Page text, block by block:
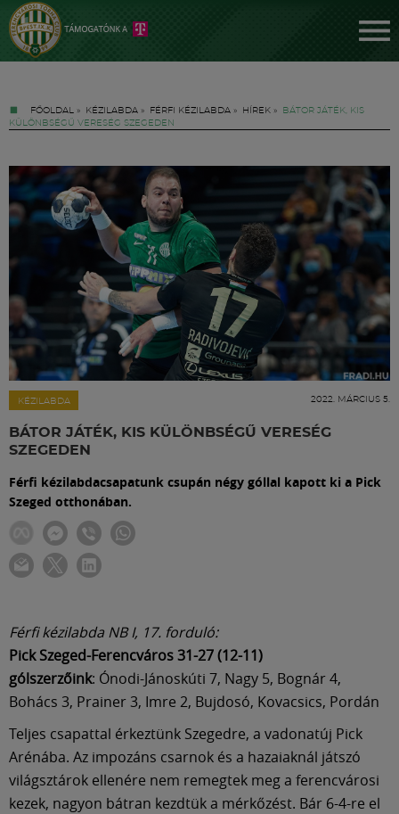
FŐOLDAL » KÉZILABDA » FÉRFI KÉZILABDA » HÍREK »
BÁTOR JÁTÉK, KIS
KÜLÖNBSÉGŰ VERESÉG SZEGEDEN
KÉZILABDA 2022. MÁRCIUS 5.
BÁTOR JÁTÉK, KIS KÜLÖNBSÉGŰ VERESÉG
SZEGEDEN
Férfi kézilabdacsapatunk csupán négy góllal kapott ki a Pick
Szeged otthonában.
Férfi kézilabda NB I, 17. forduló:
Pick Szeged-Ferencváros 31-27 (12-11)
gólszerzőink: Ónodi-Jánoskúti 7, Nagy 5, Bognár 4,
Bohács 3, Prainer 3, Imre 2, Bujdosó, Kovacsics, Pordán
Teljes csapattal érkeztünk Szegedre, a vadonatúj Pick
Arénába. Az impozáns csarnok és a hazaiaknál játszó
világsztárok ellenére nem remegtek meg a ferencvárosi
kezek, nagyon bátran kezdtük a mérkőzést. Bár 6-4-re el
Jegyek
FM YouTube +
Hírek
Labdarúgás
Meccscenter
Klub
Szolgáltatások
Shop
Közösség
Múzeum